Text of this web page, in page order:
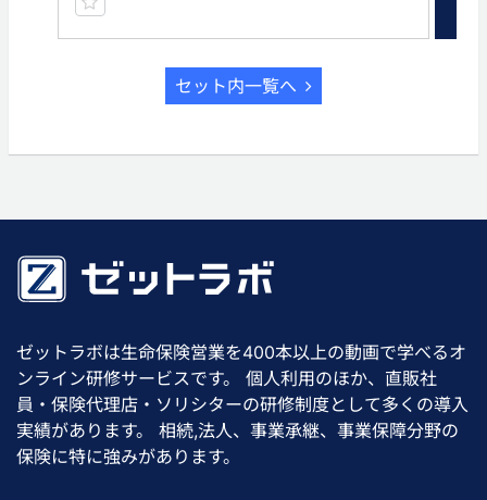
セット内一覧へ
ゼットラボは生命保険営業を400本以上の動画で学べるオ
ンライン研修サービスです。 個人利用のほか、直販社
員・保険代理店・ソリシターの研修制度として多くの導入
実績があります。 相続,法人、事業承継、事業保障分野の
保険に特に強みがあります。